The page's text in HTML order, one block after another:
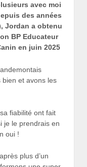
avec moi
des années
Jordan a obtenu
BP Educateur
en juin 2025
et avons les
fiabilité ont fait
je le prendrais en
oui !
plus d’un